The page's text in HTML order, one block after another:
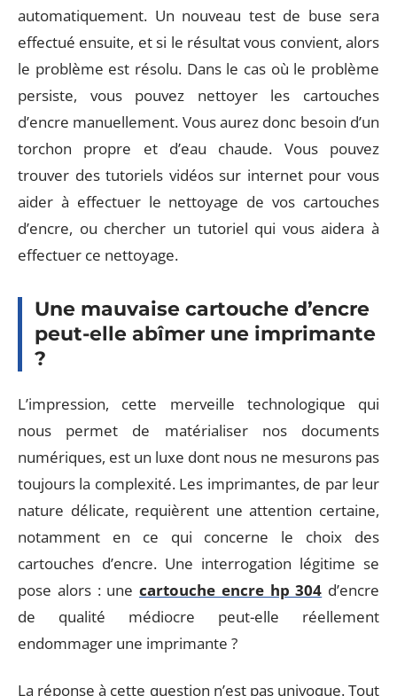
automatiquement. Un nouveau test de buse sera
effectué ensuite, et si le résultat vous convient, alors
le problème est résolu. Dans le cas où le problème
persiste, vous pouvez nettoyer les cartouches
d’encre manuellement. Vous aurez donc besoin d’un
torchon propre et d’eau chaude. Vous pouvez
trouver des tutoriels vidéos sur internet pour vous
aider à effectuer le nettoyage de vos cartouches
d’encre, ou chercher un tutoriel qui vous aidera à
effectuer ce nettoyage.
Une mauvaise cartouche d’encre
peut-elle abîmer une imprimante
?
L’impression, cette merveille technologique qui
nous permet de matérialiser nos documents
numériques, est un luxe dont nous ne mesurons pas
toujours la complexité. Les imprimantes, de par leur
nature délicate, requièrent une attention certaine,
notamment en ce qui concerne le choix des
cartouches d’encre. Une interrogation légitime se
pose alors : une cartouche encre hp 304 d’encre
de qualité médiocre peut-elle réellement
endommager une imprimante ?
La réponse à cette question n’est pas univoque. Tout